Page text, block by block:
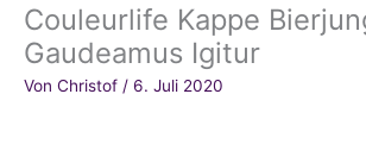
Couleurlife Kappe
Gaudeamus Igitur
Von Christof / 6. Juli 2020